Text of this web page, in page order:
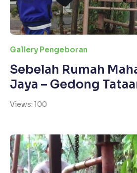
Gallery Pengeboran
Sebelah Rumah
Jaya – Gedong
Views: 100